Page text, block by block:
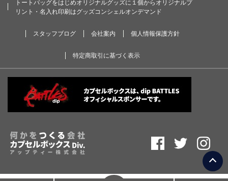
トートバッグをはじめオリジナルグッズに１個からオリジナルプ
リント・名入れ印刷はグッズコンシェルオンデマンド
スタッフブログ 会社案内 個人情報保護方針
特定商取引に基づく表示